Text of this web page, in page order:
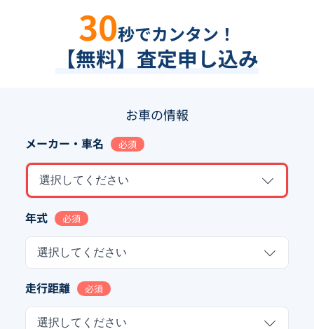
30秒でカンタン！
【無料】査定申し込み
お車の情報
メーカー・車名 必須
選択してください
年式 必須
選択してください
走行距離 必須
選択してください